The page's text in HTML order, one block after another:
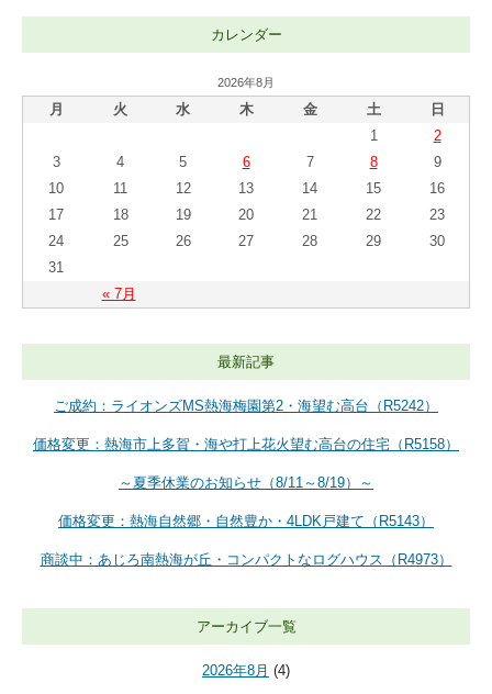
カレンダー
2026年8月
月 火 水 木 金 土 日
« 7月
1
2
3
4 5 6 7 8
9
10
11 12 13 14 15
16
17
18 19 20 21 22
23
24
25 26 27 28 29
30
31
最新記事
ご成約：ライオンズMS熱海梅園第2・海望む高台（R5242）
価格変更：熱海市上多賀・海や打上花火望む高台の住宅（R5158）
～夏季休業のお知らせ（8/11～8/19）～
価格変更：熱海自然郷・自然豊か・4LDK戸建て（R5143）
商談中：あじろ南熱海が丘・コンパクトなログハウス（R4973）
アーカイブ一覧
2026年8月 (4)